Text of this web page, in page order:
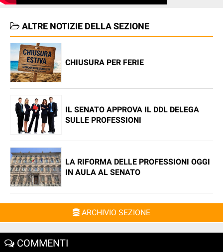
ALTRE NOTIZIE DELLA SEZIONE
CHIUSURA PER FERIE
IL SENATO APPROVA IL DDL DELEGA
SULLE PROFESSIONI
LA RIFORMA DELLE PROFESSIONI OGGI
IN AULA AL SENATO
ARCHIVIO SEZIONE
COMMENTI